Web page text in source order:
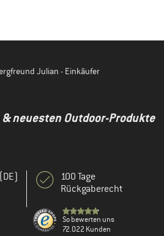
Julian - Einkäufer
neuesten Outdoor-Produkte
100 Tage
Rückgaberecht
So bewerten uns
72.022 Kunden